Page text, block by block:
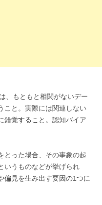
、もともと相関がないデー
こと。実際には関連しない
錯覚すること。認知バイア
とった場合、その事象の起
いうものなどが挙げられ
偏見を生み出す要因の1つに